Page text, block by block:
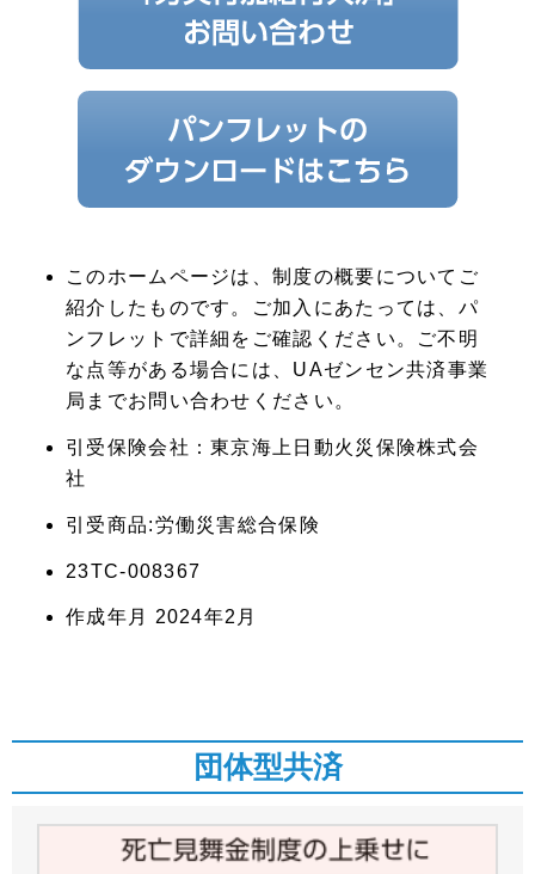
このホームページは、制度の概要についてご
紹介したものです。ご加入にあたっては、パ
ンフレットで詳細をご確認ください。ご不明
な点等がある場合には、UAゼンセン共済事業
局までお問い合わせください。
引受保険会社：東京海上日動火災保険株式会
社
引受商品:労働災害総合保険
23TC-008367
作成年月 2024年2月
団体型共済